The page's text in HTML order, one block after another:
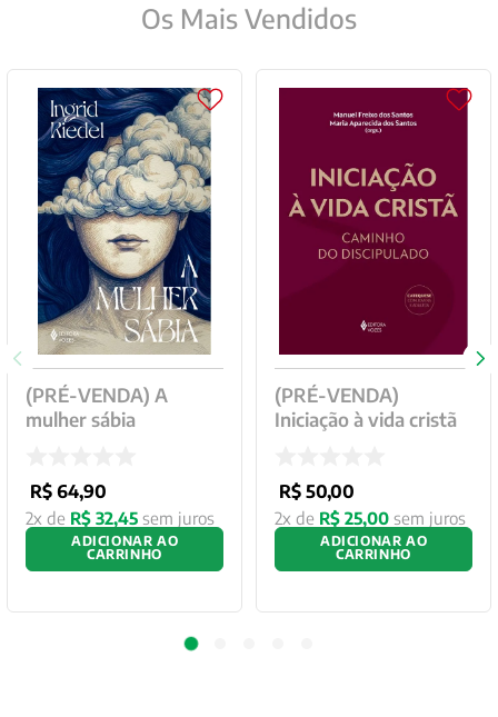
Os Mais Vendidos
(PRÉ-VENDA) A
mulher sábia
R$ 64,90
2x de R$ 32,45 sem juros
ADICIONAR AO
CARRINHO
(PRÉ-VENDA)
Iniciação à vida cristã
R$ 50,00
2x de R$ 25,00 sem juros
ADICIONAR AO
CARRINHO